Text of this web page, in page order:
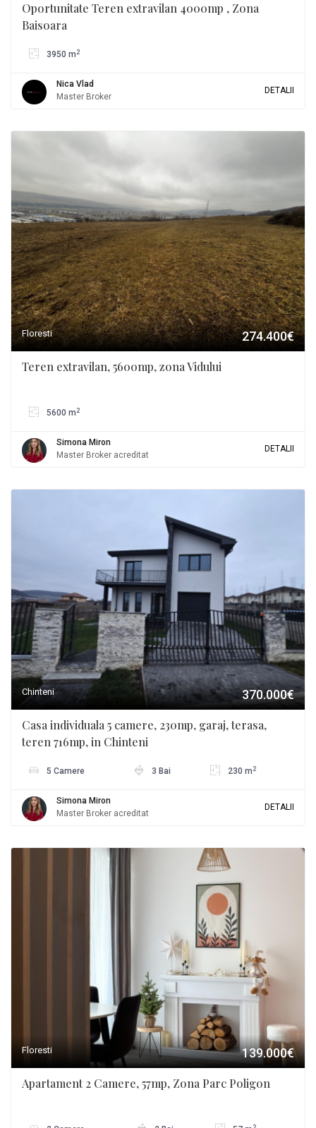
Oportunitate Teren extravilan 4000mp , Zona
Baisoara
3950 m 2
Nica Vlad
Master Broker
DETALII
Floresti 274.400€
Teren extravilan, 5600mp, zona Vidului
5600 m 2
Simona Miron
Master Broker acreditat
DETALII
Chinteni 370.000€
Casa individuala 5 camere, 230mp, garaj, terasa,
teren 716mp, in Chinteni
5 Camere 3 Bai 230 m 2
Simona Miron
Master Broker acreditat
DETALII
Floresti 139.000€
Apartament 2 Camere, 57mp, Zona Parc Poligon